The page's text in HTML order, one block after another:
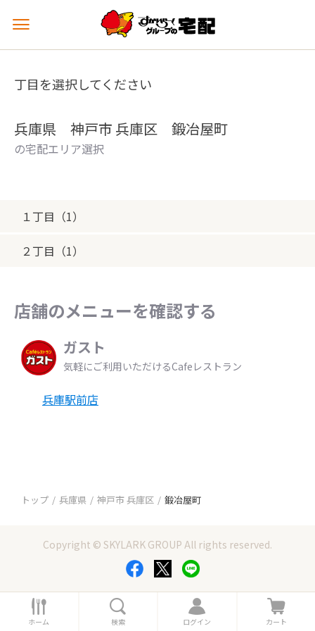
メ
ュ
を
丁目を選択してください
兵庫県 神戸市 兵庫区 鍛冶屋町
の宅配エリア選択
１丁目（1）
２丁目（1）
店舗のメニューを確認する
ガスト
気軽にご利用いただけるCafeレストラン
兵庫駅前店
トップ 兵庫県 神戸市 兵庫区 鍛冶屋町
Copyright © SKYLARK GROUP All rights reserved.
ホ
ー
ホーム 索
検索
ロ
グ
ログイン
カ
ー
カート